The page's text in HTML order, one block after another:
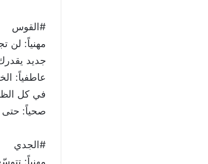
#القوس
مهنياً: لن
جديد
عاطفياً:
في كل
صحياً: حتى
#الجدي
مهنياً: